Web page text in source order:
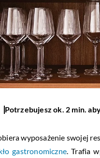
Potrzebujesz ok. 2 min.
wyposażenie swojej
gastronomiczne. Trafia